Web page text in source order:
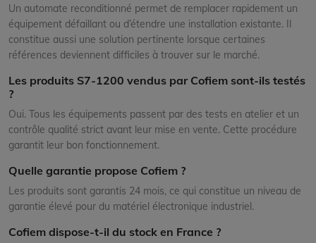
Un automate reconditionné permet de remplacer rapidement un
équipement défaillant ou d’étendre une installation existante. Il
constitue aussi une solution pertinente lorsque certaines
références deviennent difficiles à trouver sur le marché.
Les produits S7-1200 vendus par Cofiem sont-ils testés
?
Oui. Tous les équipements passent par des tests en atelier et un
contrôle qualité strict avant leur mise en vente. Cette procédure
garantit leur bon fonctionnement.
Quelle garantie propose Cofiem ?
Les produits sont garantis 24 mois, ce qui constitue un niveau de
garantie élevé pour du matériel électronique industriel.
Cofiem dispose-t-il du stock en France ?